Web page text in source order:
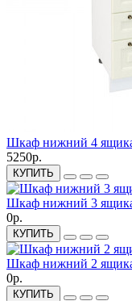
Шкаф нижний 4
5250р.
КУПИТЬ
Шкаф нижний 3
0р.
КУПИТЬ
Шкаф нижний 2
0р.
КУПИТЬ